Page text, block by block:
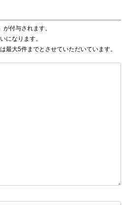
付与されます。
になります。
最大5件までとさせていただいています。